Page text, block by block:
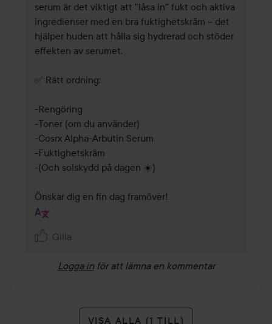
serum är det viktigt att "låsa in" fukt och aktiva
ingredienser med en bra fuktighetskräm – det
hjälper huden att hålla sig hydrerad och stöder
effekten av serumet.
✅ Rätt ordning:
-Rengöring
-Toner (om du använder)
-Cosrx Alpha-Arbutin Serum
-Fuktighetskräm
-(Och solskydd på dagen ☀️)
Önskar dig en fin dag framöver!
Gilla
Logga in för att lämna en kommentar
VISA ALLA (1 TILL)